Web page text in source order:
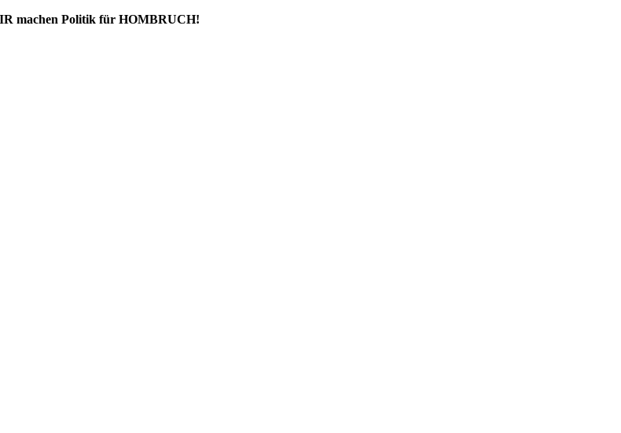
machen Politik für HOMBRUCH!